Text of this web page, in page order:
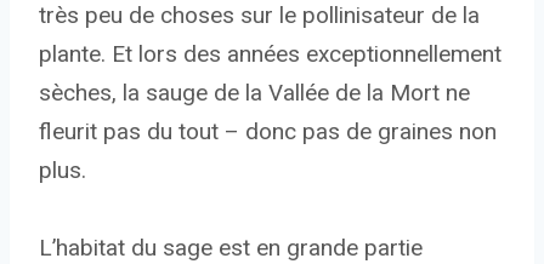
très peu de choses sur le pollinisateur de la
plante. Et lors des années exceptionnellement
sèches, la sauge de la Vallée de la Mort ne
fleurit pas du tout – donc pas de graines non
plus.
L’habitat du sage est en grande partie